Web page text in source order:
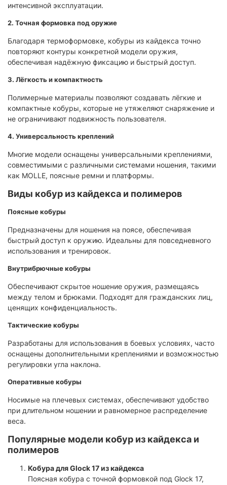
интенсивной эксплуатации.
2. Точная формовка под оружие
Благодаря термоформовке, кобуры из кайдекса точно
повторяют контуры конкретной модели оружия,
обеспечивая надёжную фиксацию и быстрый доступ.
3. Лёгкость и компактность
Полимерные материалы позволяют создавать лёгкие и
компактные кобуры, которые не утяжеляют снаряжение и
не ограничивают подвижность пользователя.
4. Универсальность креплений
Многие модели оснащены универсальными креплениями,
совместимыми с различными системами ношения, такими
как MOLLE, поясные ремни и платформы.
Виды кобур из кайдекса и полимеров
Поясные кобуры
Предназначены для ношения на поясе, обеспечивая
быстрый доступ к оружию. Идеальны для повседневного
использования и тренировок.
Внутрибрючные кобуры
Обеспечивают скрытое ношение оружия, размещаясь
между телом и брюками. Подходят для гражданских лиц,
ценящих конфиденциальность.
Тактические кобуры
Разработаны для использования в боевых условиях, часто
оснащены дополнительными креплениями и возможностью
регулировки угла наклона.
Оперативные кобуры
Носимые на плечевых системах, обеспечивают удобство
при длительном ношении и равномерное распределение
веса.
Популярные модели кобур из кайдекса и
полимеров
Кобура для Glock 17 из кайдекса
Поясная кобура с точной формовкой под Glock 17,